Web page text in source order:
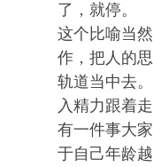
了，就停。
这个比喻当
作，把人的
轨道当中去
入精力跟着
有一件事大
于自己年龄